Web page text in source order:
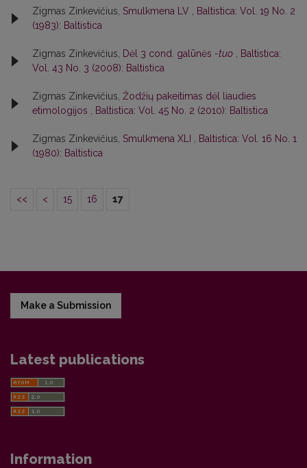
Zigmas Zinkevičius, Smulkmena LV
Baltistica: Vol. 19 No. 2
(1983): Baltistica
Zigmas Zinkevičius, Dėl 3 cond. galūnės -tuo
Baltistica:
Vol. 43 No. 3 (2008): Baltistica
Zigmas Zinkevičius, Žodžių pakeitimas dėl liaudies
etimologijos
Baltistica: Vol. 45 No. 2 (2010): Baltistica
Zigmas Zinkevičius, Smulkmena XLI
Baltistica: Vol. 16 No. 1
(1980): Baltistica
<< < 15 16 17
Make a Submission
Latest publications
Information